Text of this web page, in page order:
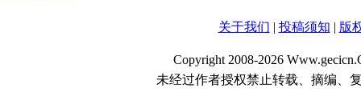
关于我们 | 投稿须知 | 版
Copyright 2008-2026
未经过作者授权禁止转载、摘编、